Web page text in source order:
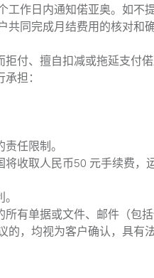
作日内通知偌亚奥。如不
同完成月结费用的核对和
付、擅自扣减或拖延支付偌
担：
任限制。
收取人民币50 元手续费，
有单据或文件、邮件（包
，均视为客户确认，具有法